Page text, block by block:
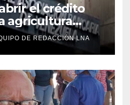
el crédito
agricultura
DE REDACCIÓN LNA